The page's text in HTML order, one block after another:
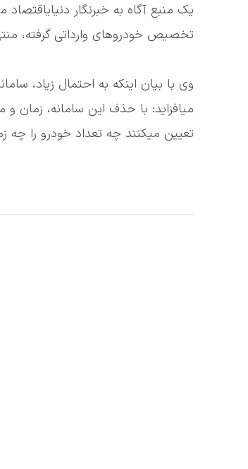
یک منبع آگاه به خبرنگار
تخصیص خودروهای وارداتی گرفته،
وی با بیان اینکه به احتمال زیاد،
میافزاید: با حذف این سامانه، زمان
تعیین میکنند چه تعداد خودرو را چه